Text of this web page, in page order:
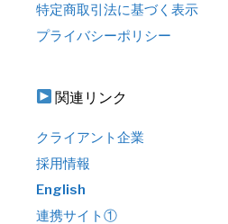
特定商取引法に基づく表示
プライバシーポリシー
関連リンク
クライアント企業
採用情報
English
連携サイト①